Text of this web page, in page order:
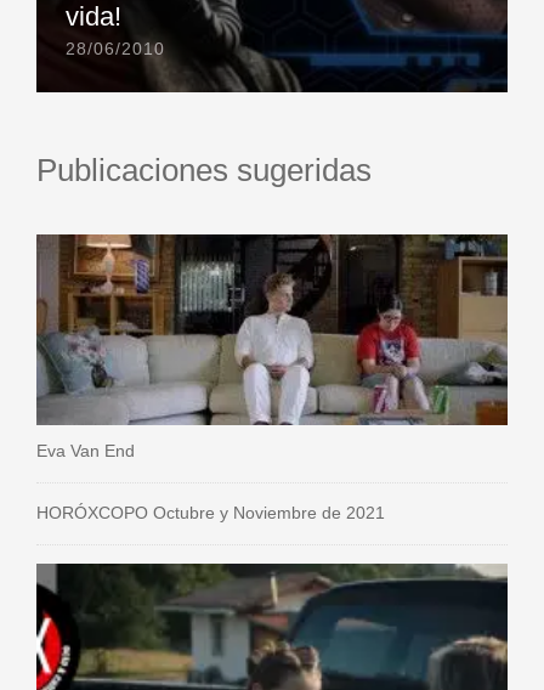
vida!
28/06/2010
Publicaciones sugeridas
Eva Van End
HORÓXCOPO Octubre y Noviembre de 2021